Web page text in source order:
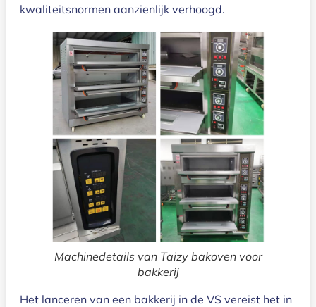
kwaliteitsnormen aanzienlijk verhoogd.
Machinedetails van Taizy bakoven voor
bakkerij
Het lanceren van een bakkerij in de VS vereist het in